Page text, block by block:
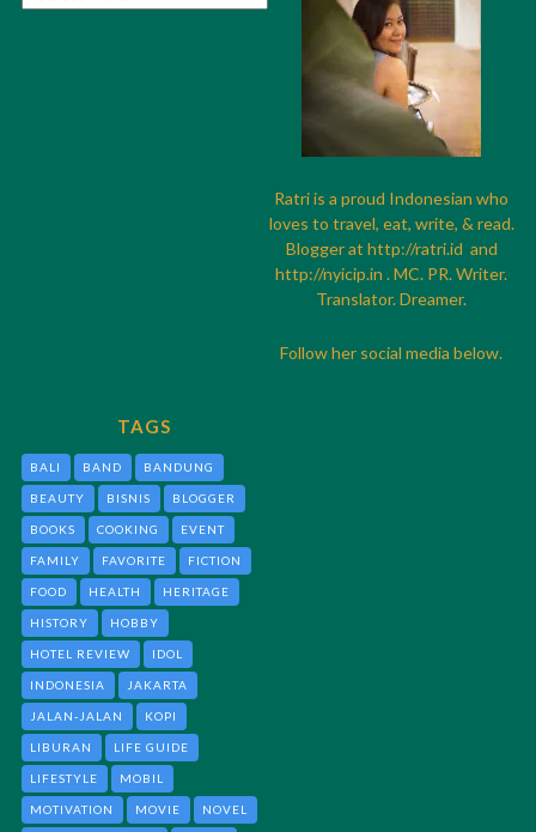
Ratri is a proud Indonesian who
loves to travel, eat, write, & read.
Blogger at http://ratri.id and
http://nyicip.in . MC. PR. Writer.
Translator. Dreamer.
Follow her social media below.
TAGS
BALI BAND BANDUNG
BEAUTY BISNIS BLOGGER
BOOKS COOKING EVENT
FAMILY FAVORITE FICTION
FOOD HEALTH HERITAGE
HISTORY HOBBY
HOTEL REVIEW IDOL
INDONESIA JAKARTA
JALAN-JALAN KOPI
LIBURAN LIFE GUIDE
LIFESTYLE MOBIL
MOTIVATION MOVIE NOVEL